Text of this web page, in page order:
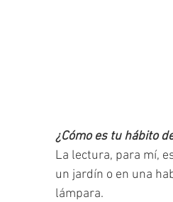
¿Cómo es tu hábito
La lectura, para mí,
un jardín o en una
lámpara.